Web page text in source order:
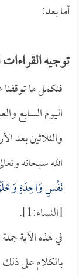
أما بعد:
توجيه
فنكمل ما
اليوم السابع
والثلاثين بعد
الله سبحانه
نَفْسٍ وَاحِدَةٍ
[النساء:1].
في هذه الآية
بالكلام على